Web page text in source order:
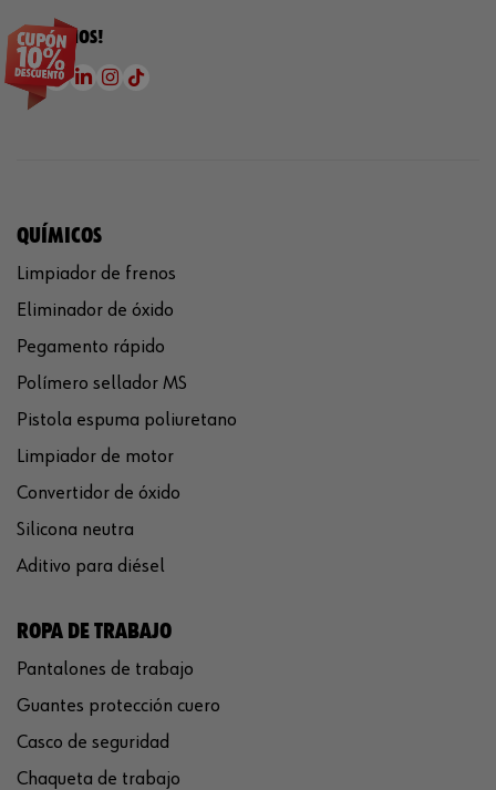
¡SÍGUENOS!
QUÍMICOS
Limpiador de frenos
Eliminador de óxido
Pegamento rápido
Polímero sellador MS
Pistola espuma poliuretano
Limpiador de motor
Convertidor de óxido
Silicona neutra
Aditivo para diésel
ROPA DE TRABAJO
Pantalones de trabajo
Guantes protección cuero
Casco de seguridad
Chaqueta de trabajo